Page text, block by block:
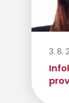
3. 8.